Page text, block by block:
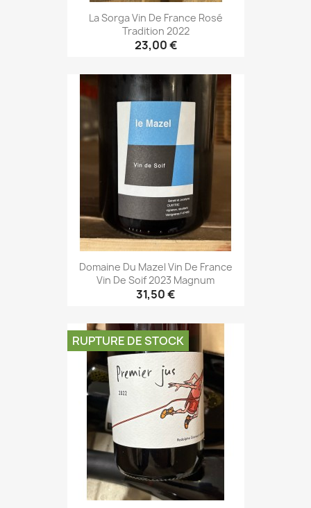
La Sorga Vin De France Rosé
Tradition 2022
23,00 €
Domaine Du Mazel Vin De France
Vin De Soif 2023 Magnum
31,50 €
RUPTURE DE STOCK